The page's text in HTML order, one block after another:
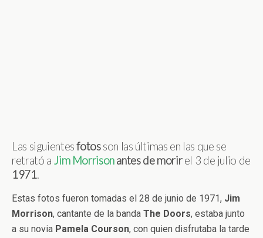
Las siguientesfotosson las últimas en las que se
retrató a Jim Morrisonantes de morirel 3 de julio de
1971.
Estas fotos fueron tomadas el 28 de junio de 1971, Jim
Morrison, cantante de la banda The Doors, estaba junto
a su novia Pamela Courson, con quien disfrutaba la tarde